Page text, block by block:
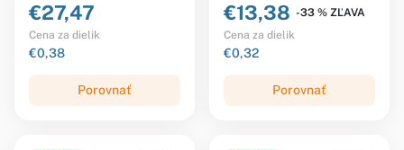
€27,47
Cena za dielik
€0,38
Porovnať
€13,38 -33 % ZĽAVA
Cena za dielik
€0,32
Porovnať